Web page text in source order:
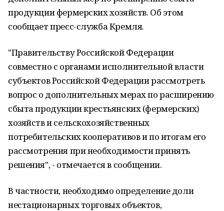
продукции фермерских хозяйств. Об этом
сообщает пресс-служба Кремля.
"Правительству Российской Федерации
совместно с органами исполнительной власти
субъектов Российской Федерации рассмотреть
вопрос о дополнительных мерах по расширению
сбыта продукции крестьянских (фермерских)
хозяйств и сельскохозяйственных
потребительских кооперативов и по итогам его
рассмотрения при необходимости принять
решения", - отмечается в сообщении.
В частности, необходимо определение доли
нестационарных торговых объектов,